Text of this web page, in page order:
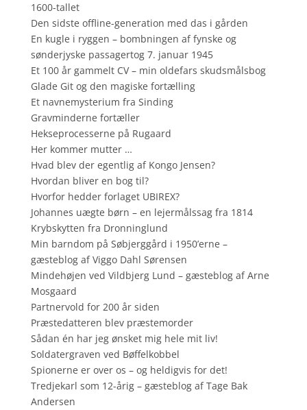
1600-tallet
Den sidste offline-generation med das i gården
En kugle i ryggen – bombningen af fynske og
sønderjyske passagertog 7. januar 1945
Et 100 år gammelt CV – min oldefars skudsmålsbog
Glade Git og den magiske fortælling
Et navnemysterium fra Sinding
Gravminderne fortæller
Hekseprocesserne på Rugaard
Her kommer mutter …
Hvad blev der egentlig af Kongo Jensen?
Hvordan bliver en bog til?
Hvorfor hedder forlaget UBIREX?
Johannes uægte børn – en lejermålssag fra 1814
Krybskytten fra Dronninglund
Min barndom på Søbjerggård i 1950’erne –
gæsteblog af Viggo Dahl Sørensen
Mindehøjen ved Vildbjerg Lund – gæsteblog af Arne
Mosgaard
Partnervold for 200 år siden
Præstedatteren blev præstemorder
Sådan én har jeg ønsket mig hele mit liv!
Soldatergraven ved Bøffelkobbel
Spionerne er over os – og heldigvis for det!
Tredjekarl som 12-årig – gæsteblog af Tage Bak
Andersen